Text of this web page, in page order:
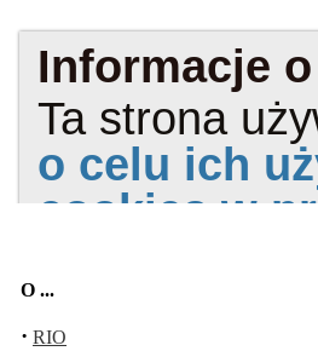
O ...
· RIO